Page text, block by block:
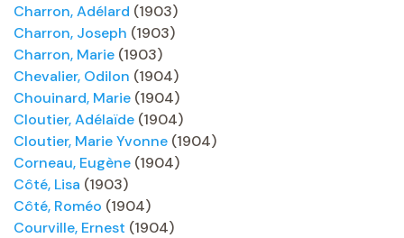
Charron, Adélard (1903)
Charron, Joseph (1903)
Charron, Marie (1903)
Chevalier, Odilon (1904)
Chouinard, Marie (1904)
Cloutier, Adélaïde (1904)
Cloutier, Marie Yvonne (1904)
Corneau, Eugène (1904)
Côté, Lisa (1903)
Côté, Roméo (1904)
Courville, Ernest (1904)